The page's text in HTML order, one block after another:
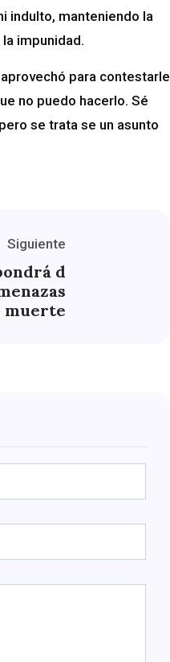
indulto, manteniendo la
impunidad.
para contestarle
no puedo hacerlo. Sé
se trata se un asunto
Siguiente
d
muerte